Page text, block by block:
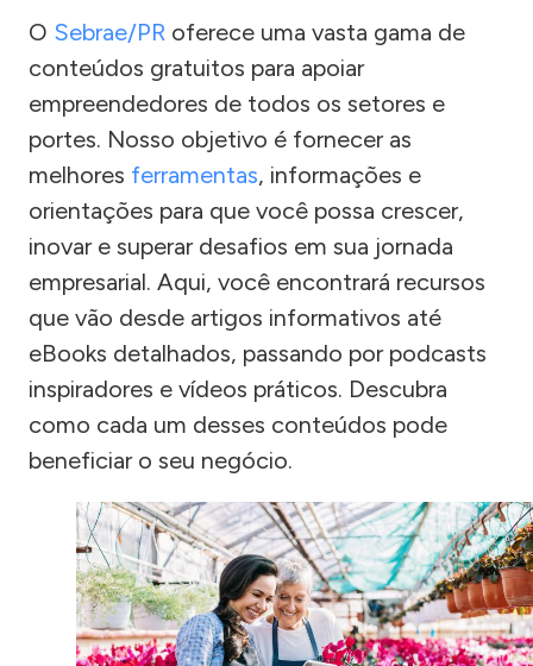
O Sebrae/PR oferece uma vasta gama de
conteúdos gratuitos para apoiar
empreendedores de todos os setores e
portes. Nosso objetivo é fornecer as
melhores ferramentas, informações e
orientações para que você possa crescer,
inovar e superar desafios em sua jornada
empresarial. Aqui, você encontrará recursos
que vão desde artigos informativos até
eBooks detalhados, passando por podcasts
inspiradores e vídeos práticos. Descubra
como cada um desses conteúdos pode
beneficiar o seu negócio.